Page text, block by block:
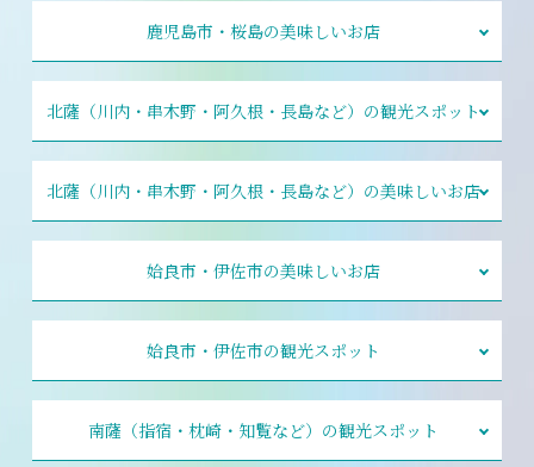
鹿児島市・桜島の美味しいお店
北薩（川内・串木野・阿久根・長島など）の観光スポット
北薩（川内・串木野・阿久根・長島など）の美味しいお店
姶良市・伊佐市の美味しいお店
姶良市・伊佐市の観光スポット
南薩（指宿・枕崎・知覧など）の観光スポット